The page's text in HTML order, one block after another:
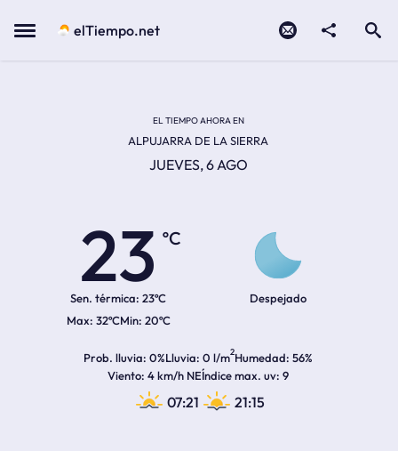
Menu elTiempo.net
EL TIEMPO AHORA EN
ALPUJARRA DE LA SIERRA
JUEVES, 6 AGO
23
ºC
Sen. térmica: 23ºC
32ºC 20ºC
Despejado
Prob. lluvia 0%Lluvia 0 l/m2Humedad 56%
Viento 4 km/h NEÍndice max. uv 9
07:21 21:15